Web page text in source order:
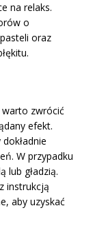
na relaks.
o
oraz
warto zwrócić
efekt.
W przypadku
lub gładzią.
instrukcją
aby uzyskać